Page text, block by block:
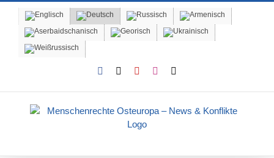
content
Facebook YouTubeInstagram